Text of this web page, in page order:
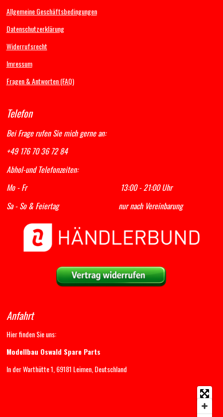
b
o
a
r
m
u
e
s
Allgemeine Geschäftsbedingungen
Datenschutzerklärung
Widerrufsrecht
Imressum
Fragen & Antworten (FAQ)
Telefon
Bei Frage rufen Sie mich gerne an:
+49 176 70 36 72 84
Abhol-und Telefonzeiten:
Mo - Fr 13:00 - 21:00 Uhr
Sa - So & Feiertag nur nach Vereinbarung
Anfahrt
Hier finden Sie uns:
Modellbau Oswald Spare Parts
In der Warthütte 1, 69181 Leimen, Deutschland